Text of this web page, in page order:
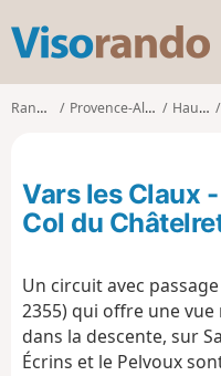
s
o
d
o
Randonnées Provence-Alpes-Côte d'Azur Hautes-Alpes
Vars les Claux
Col du
Un circuit avec
2355) qui offre une
dans la descente, sur
Écrins et le Pelvoux